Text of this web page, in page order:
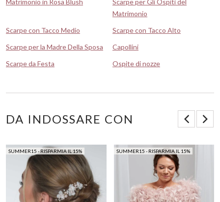
Matrimonio
Scarpe con Tacco Medio
Scarpe con Tacco Alto
Scarpe per la Madre Della Sposa
Capollini
Scarpe da Festa
Ospite di nozze
DA INDOSSARE CON
SUMMER15 - RISPARMIA IL 15% SUMMER15 - RISPARMIA IL 15%